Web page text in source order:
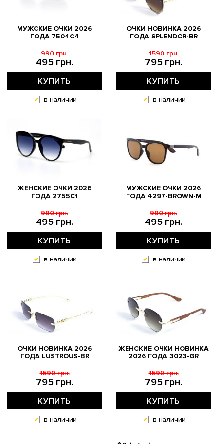
МУЖСКИЕ ОЧКИ 2026
ГОДА 7504C4
495 грн.
990 грн.
КУПИТЬ
в наличии
ОЧКИ НОВИНКА 2026
ГОДА SPLENDOR-BR
795 грн.
1590 грн.
КУПИТЬ
в наличии
ЖЕНСКИЕ ОЧКИ 2026
ГОДА 2755C1
495 грн.
990 грн.
КУПИТЬ
в наличии
МУЖСКИЕ ОЧКИ 2026
ГОДА 4297-BROWN-M
495 грн.
990 грн.
КУПИТЬ
в наличии
ОЧКИ НОВИНКА 2026
ГОДА LUSTROUS-BR
795 грн.
1590 грн.
КУПИТЬ
в наличии
ЖЕНСКИЕ ОЧКИ НОВИНКА
2026 ГОДА 3023-GR
795 грн.
1590 грн.
КУПИТЬ
в наличии